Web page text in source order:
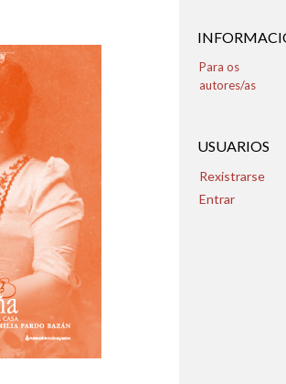
Para os
autores/as
USUARIOS
Rexistrarse
Entrar